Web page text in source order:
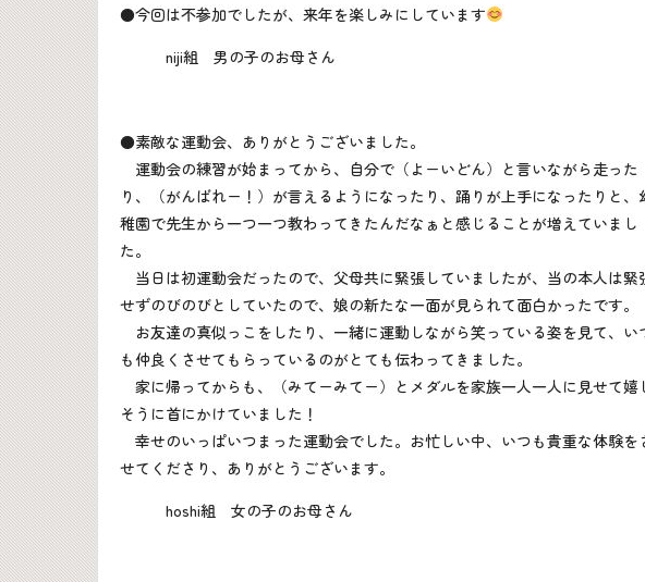
●今回は不参加でしたが、来年を楽しみにしています
niji組 男の子のお母さん
●素敵な運動会、ありがとうございました。
運動会の練習が始まってから、自分で（よーいどん）と言いながら走った
り、（がんばれー！）が言えるようになったり、踊りが上手になったりと、
稚園で先生から一つ一つ教わってきたんだなぁと感じることが増えていまし
た。
当日は初運動会だったので、父母共に緊張していましたが、当の本人は緊
せずのびのびとしていたので、娘の新たな一面が見られて面白かったです。
お友達の真似っこをしたり、一緒に運動しながら笑っている姿を見て、い
も仲良くさせてもらっているのがとても伝わってきました。
家に帰ってからも、（みてーみてー）とメダルを家族一人一人に見せて嬉
そうに首にかけていました！
幸せのいっぱいつまった運動会でした。お忙しい中、いつも貴重な体験を
せてくださり、ありがとうございます。
hoshi組 女の子のお母さん